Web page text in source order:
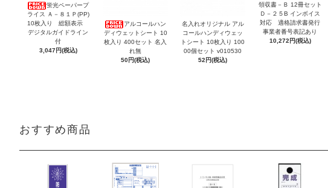
蛍光ペーパープ
ライス Ａ－８１Ｐ(PP)
10枚入り 総額表示
デジタルガイドライン
付
3,047円(税込)
アルコールハン
ディウェットシート 10
枚入り 400セット 名入
れ無
50円(税込)
名入れオリジナル アル
コールハンディウェッ
トシート 10枚入り 100
00個セット v010530
52円(税込)
領収書－Ｂ 12冊セット
Ｄ－２５B インボイス
対応 適格請求書発行
事業者番号表記あり
10,272円(税込)
おすすめ商品